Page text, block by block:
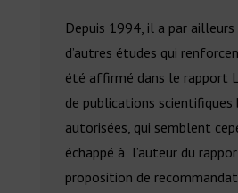
Depuis 1994, il a par
d’autres études qui
été affirmé dans le rapport
de publications scientifiques
autorisées, qui semblent
échappé à l’auteur du
proposition de